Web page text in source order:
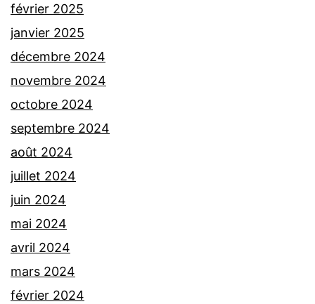
février 2025
janvier 2025
décembre 2024
novembre 2024
octobre 2024
septembre 2024
août 2024
juillet 2024
juin 2024
mai 2024
avril 2024
mars 2024
février 2024